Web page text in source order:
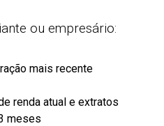
ou empresário:
mais recente
renda atual e extratos
meses